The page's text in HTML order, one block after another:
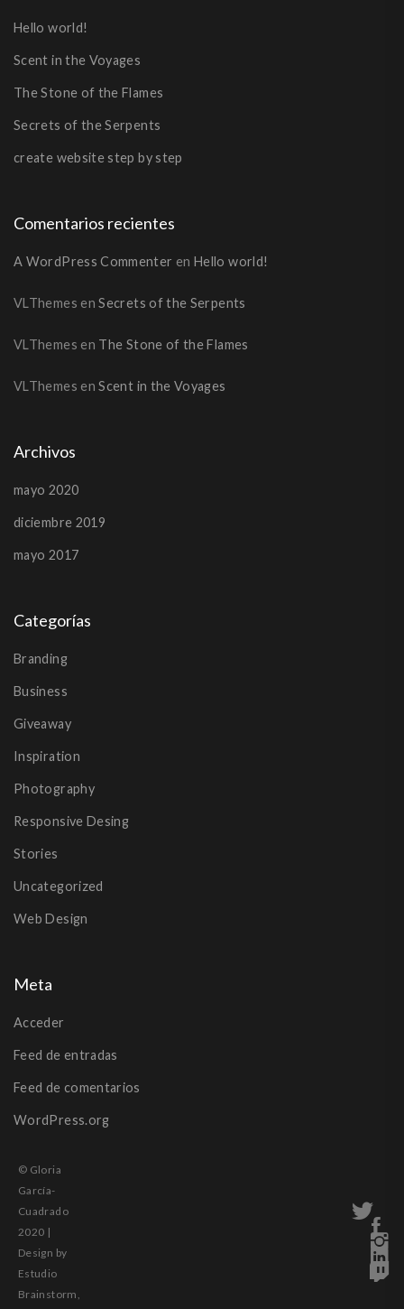
Hello world!
Scent in the Voyages
The Stone of the Flames
Secrets of the Serpents
create website step by step
Comentarios recientes
A WordPress Commenter enHello world!
VLThemes enSecrets of the Serpents
VLThemes en The Stone of the Flames
VLThemes enScent in the Voyages
Archivos
mayo 2020
diciembre 2019
mayo 2017
Categorías
Branding
Business
Giveaway
Inspiration
Photography
Responsive Desing
Stories
Uncategorized
Web Design
Meta
Acceder
Feed de entradas
Feed de comentarios
WordPress.org
© Gloria
García-
Cuadrado
2020 |
Design by
Estudio
Brainstorm,